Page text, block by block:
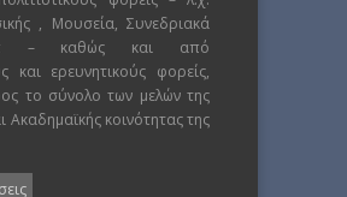
, Μουσεία, Συνεδριακά
– καθώς και από
και ερευνητικούς φορείς,
το σύνολο των μελών της
Ακαδημαϊκής κοινότητας της